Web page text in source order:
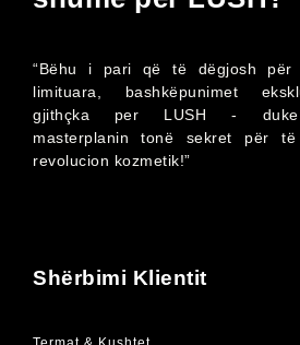
“Bëhu i pari që të dëgjosh për
limituara, bashkëpunimet
gjithçka per LUSH - duke
masterplanin tonë sekret për
revolucion kozmetik!”
Shërbimi Klientit